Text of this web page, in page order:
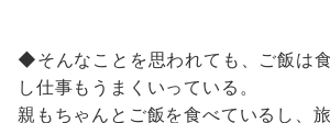
◆そんなことを思われても、ご飯は
し仕事もうまくいっている。
親もちゃんとご飯を食べているし、